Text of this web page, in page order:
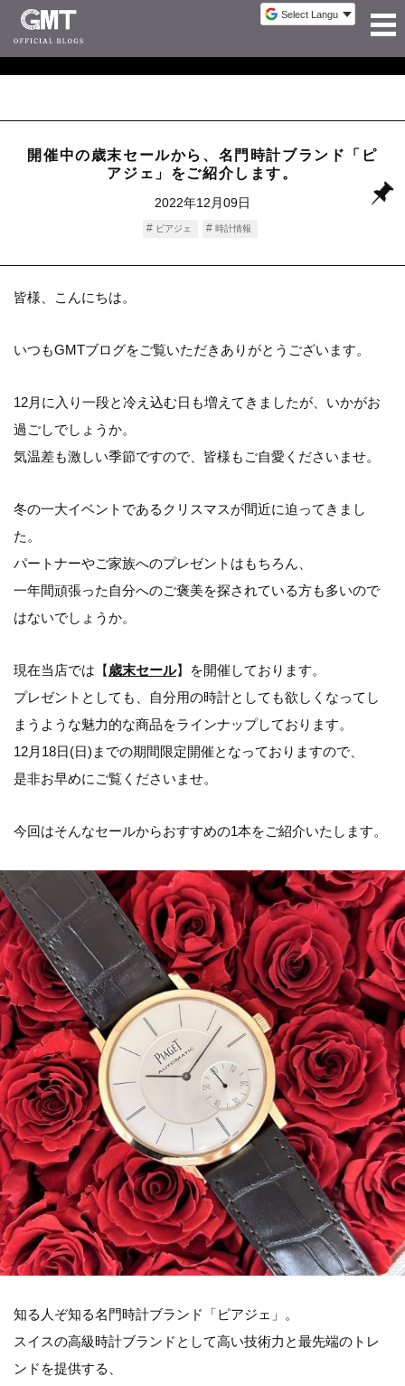
開催中の歳末セールから、名門時計ブランド「ピ
アジェ」をご紹介します。
2022年12月09日
ピアジェ 時計情報
皆様、こんにちは。
いつもGMTブログをご覧いただきありがとうございます。
12月に入り一段と冷え込む日も増えてきましたが、いかがお
過ごしでしょうか。
気温差も激しい季節ですので、皆様もご自愛くださいませ。
冬の一大イベントであるクリスマスが間近に迫ってきまし
た。
パートナーやご家族へのプレゼントはもちろん、
一年間頑張った自分へのご褒美を探されている方も多いので
はないでしょうか。
現在当店では【歳末セール】を開催しております。
プレゼントとしても、自分用の時計としても欲しくなってし
まうような魅力的な商品をラインナップしております。
12月18日(日)までの期間限定開催となっておりますので、
是非お早めにご覧くださいませ。
今回はそんなセールからおすすめの1本をご紹介いたします。
知る人ぞ知る名門時計ブランド「ピアジェ」。
スイスの高級時計ブランドとして高い技術力と最先端のトレ
ンドを提供する、